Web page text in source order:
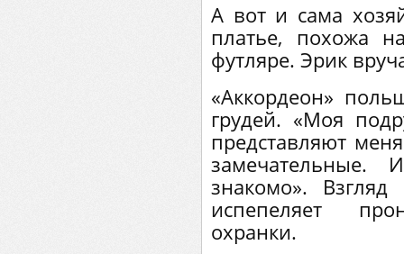
А вот и сама
платье, похожа
футляре. Эрик
«Аккордеон»
грудей. «Моя
представляют
знакомо». Взгляд
испепеляет
охранки.